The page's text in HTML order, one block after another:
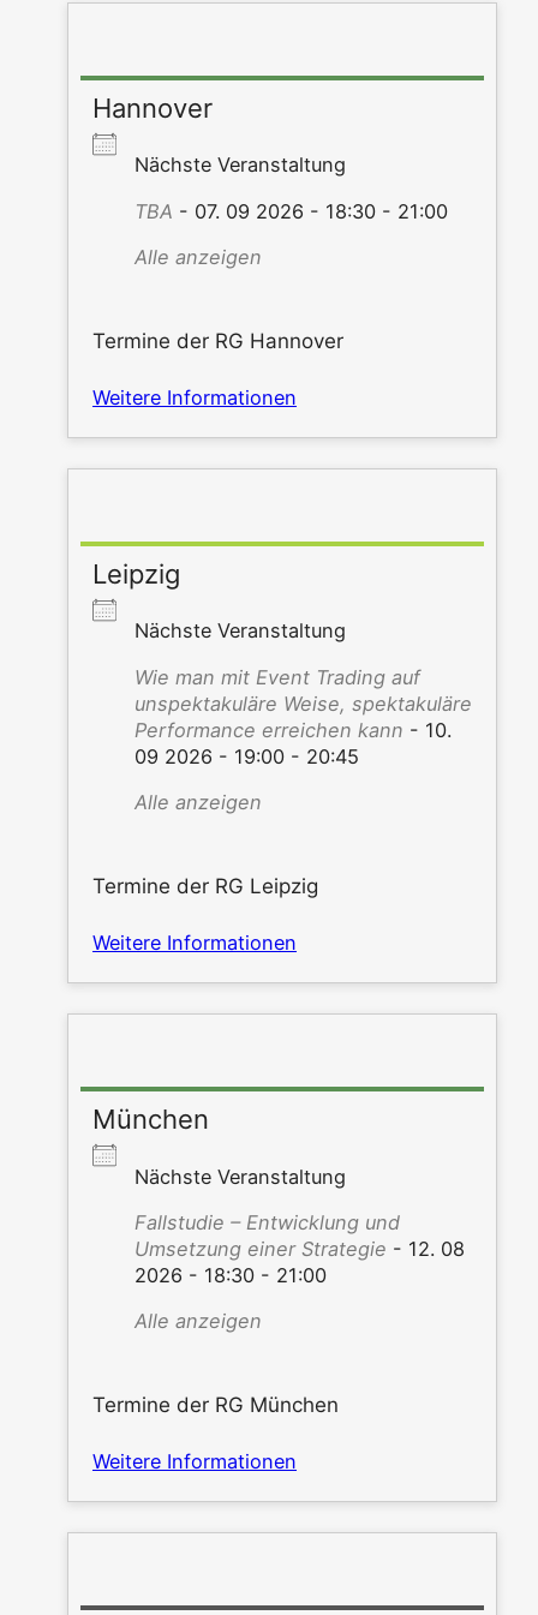
Hannover
Nächs­te Veranstaltung
TBA - 07. 09 2026 - 18:30 - 21:00
Alle anzei­gen
Ter­mi­ne der RG Hannover
Wei­te­re Informationen
Leipzig
Nächs­te Veranstaltung
Wie man mit Event Tra­ding auf
unspek­ta­ku­lä­re Wei­se, spek­ta­ku­lä­re
Per­for­mance errei­chen kann - 10.
09 2026 - 19:00 - 20:45
Alle anzei­gen
Ter­mi­ne der RG Leipzig
Wei­te­re Informationen
München
Nächs­te Veranstaltung
Fall­stu­die – Ent­wick­lung und
Umset­zung einer Stra­te­gie - 12. 08
2026 - 18:30 - 21:00
Alle anzei­gen
Ter­mi­ne der RG München
Wei­te­re Informationen